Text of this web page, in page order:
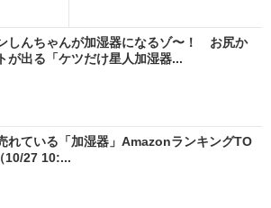
しんちゃんが加湿器になるゾ〜！ お尻か
が出る「ケツだけ星人加湿器...
れている「加湿器」AmazonランキングTO
10/27 10:...